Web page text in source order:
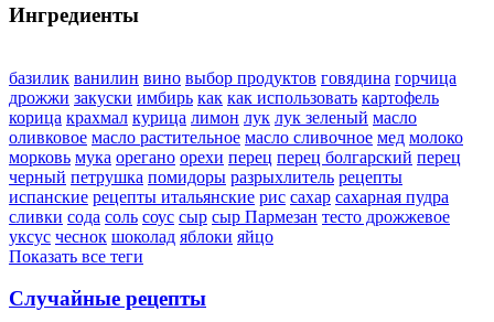
Ингредиенты
базилик ванилин вино выбор продуктов говядина горчица
дрожжи закуски имбирь как как использовать картофель
корица крахмал курица лимон лук лук зеленый масло
оливковое масло растительное масло сливочное мед молоко
морковь мука орегано орехи перец перец болгарский перец
черный петрушка помидоры разрыхлитель рецепты
испанские рецепты итальянские рис сахар сахарная пудра
сливки сода соль соус сыр сыр Пармезан тесто дрожжевое
уксус чеснок шоколад яблоки яйцо
Показать все теги
Случайные рецепты